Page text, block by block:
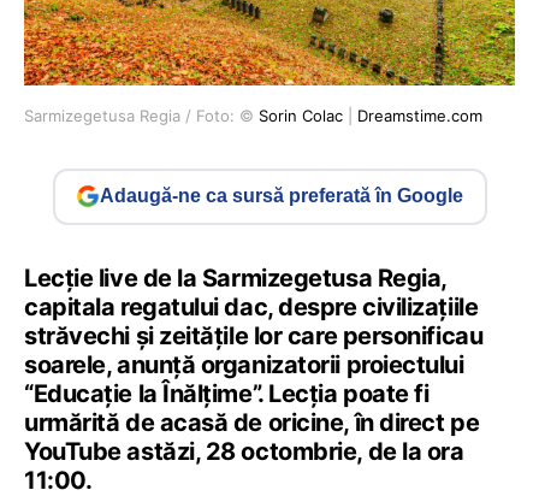
Sarmizegetusa Regia / Foto: © Sorin Colac Dreamstime.com
Adaugă-ne ca sursă preferată în Google
Lecție live de la Sarmizegetusa Regia,
capitala regatului dac, despre civilizațiile
străvechi și zeitățile lor care personificau
soarele, anunță organizatorii proiectului
“Educație la Înălțime”. Lecția poate fi
urmărită de acasă de oricine, în direct pe
YouTube astăzi, 28 octombrie, de la ora
11:00.